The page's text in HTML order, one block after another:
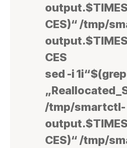
CES)“ /tmp/
CES
sed -i 1i“$(grep
/tmp/smartctl-
CES)“ /tmp/